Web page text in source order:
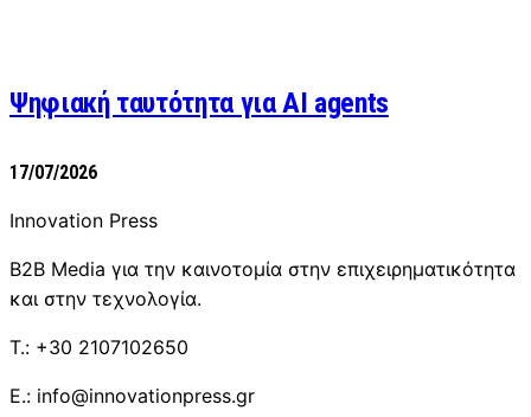
Ψηφιακή ταυτότητα για AI agents
17/07/2026
Innovation Press
B2B Media για την καινοτομία στην επιχειρηματικότητα
και στην τεχνολογία.
T.: +30 2107102650
E.: info@innovationpress.gr